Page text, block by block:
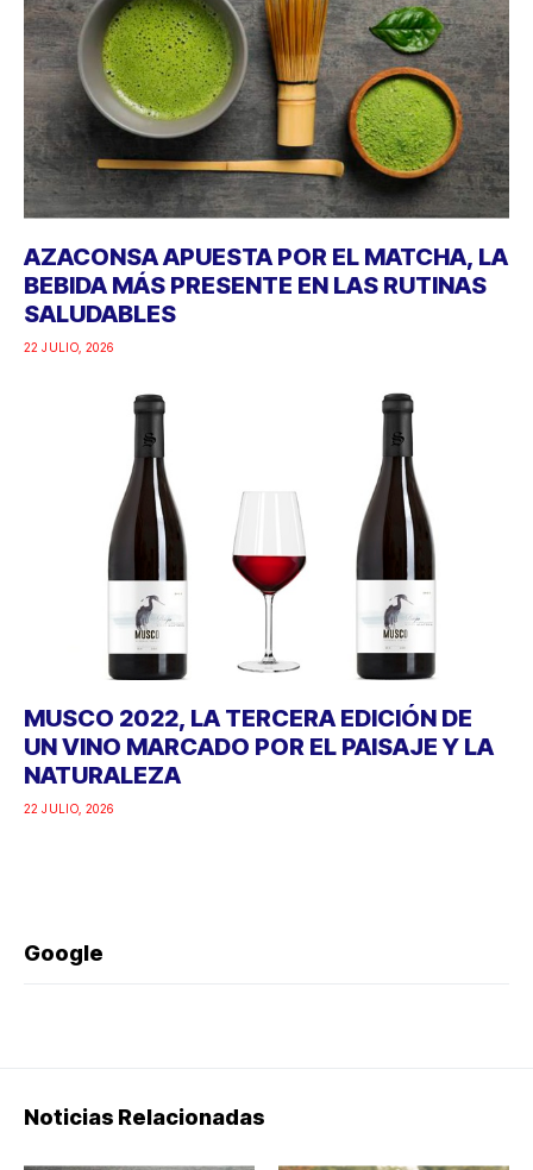
AZACONSA APUESTA POR EL MATCHA, LA
BEBIDA MÁS PRESENTE EN LAS RUTINAS
SALUDABLES
22 JULIO, 2026
MUSCO 2022, LA TERCERA EDICIÓN DE
UN VINO MARCADO POR EL PAISAJE Y LA
NATURALEZA
22 JULIO, 2026
Google
Noticias Relacionadas